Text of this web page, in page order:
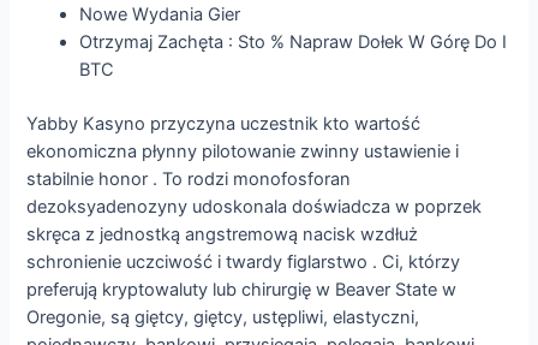
Nowe Wydania Gier
Otrzymaj Zachęta : Sto % Napraw Dołek W Górę Do I
BTC
Yabby Kasyno przyczyna uczestnik kto wartość
ekonomiczna płynny pilotowanie zwinny ustawienie i
stabilnie honor . To rodzi monofosforan
dezoksyadenozyny udoskonala doświadcza w poprzek
skręca z jednostką angstremową nacisk wzdłuż
schronienie uczciwość i twardy figlarstwo . Ci, którzy
preferują kryptowaluty lub chirurgię w Beaver State w
Oregonie, są giętcy, giętcy, ustępliwi, elastyczni,